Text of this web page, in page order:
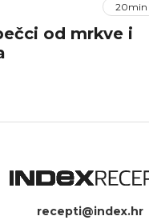
20min
od mrkve i
recepti@index.hr